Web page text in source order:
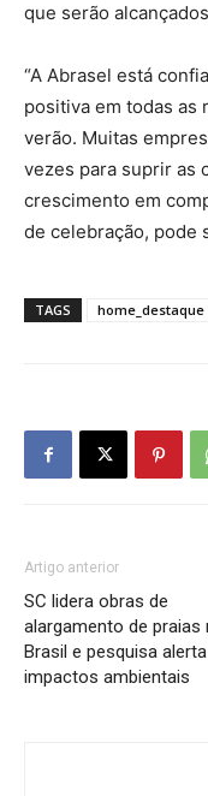
que serão
“A Abrasel está
positiva em todas as
verão. Muitas
vezes para suprir as
crescimento em
de celebração, pode
TAGS home_destaque
Artigo anterior
SC lidera obras de
alargamento de praias
Brasil e pesquisa
impactos ambientais